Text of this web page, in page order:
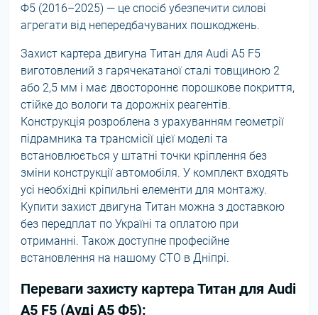
Ф5 (2016–2025) — це спосіб убезпечити силові
агрегати від непередбачуваних пошкоджень.
Захист картера двигуна Титан для Audi A5 F5
виготовлений з гарячекатаної сталі товщиною 2
або 2,5 мм і має двостороннє порошкове покриття,
стійке до вологи та дорожніх реагентів.
Конструкція розроблена з урахуванням геометрії
підрамника та трансмісії цієї моделі та
встановлюється у штатні точки кріплення без
зміни конструкції автомобіля. У комплект входять
усі необхідні кріпильні елементи для монтажу.
Купити захист двигуна Титан можна з доставкою
без передплат по Україні та оплатою при
отриманні. Також доступне професійне
встановлення на нашому СТО в Дніпрі.
Переваги захисту картера Титан для Audi
A5 F5 (Ауді А5 Ф5):